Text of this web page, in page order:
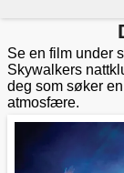
Se en film under
Skywalkers
deg som søker
atmosfære.